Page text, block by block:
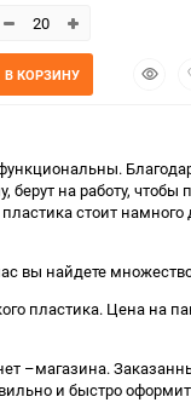
В КОРЗИНУ
берут на работу,
стоит
вы найдете
пластика. Цена на
–магазина.
и быстро